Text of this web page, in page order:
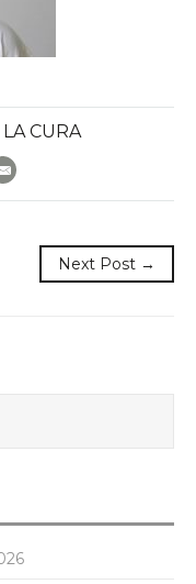
CURA
Next Post →